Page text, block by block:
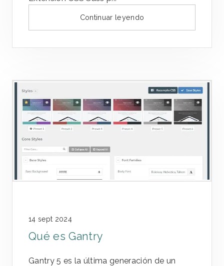
Continuar leyendo
14 sept 2024
Qué es Gantry
Gantry 5 es la última generación de un